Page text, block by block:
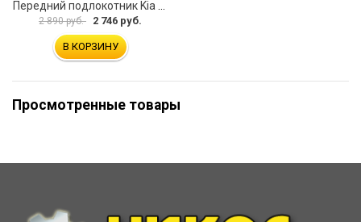
2 890 руб. 2 746 руб.
В КОРЗИНУ
Просмотренные товары